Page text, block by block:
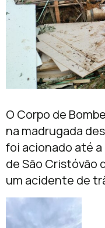
O Corpo de
na madrugada
foi acionado até a
de São Cristóvão
um acidente de